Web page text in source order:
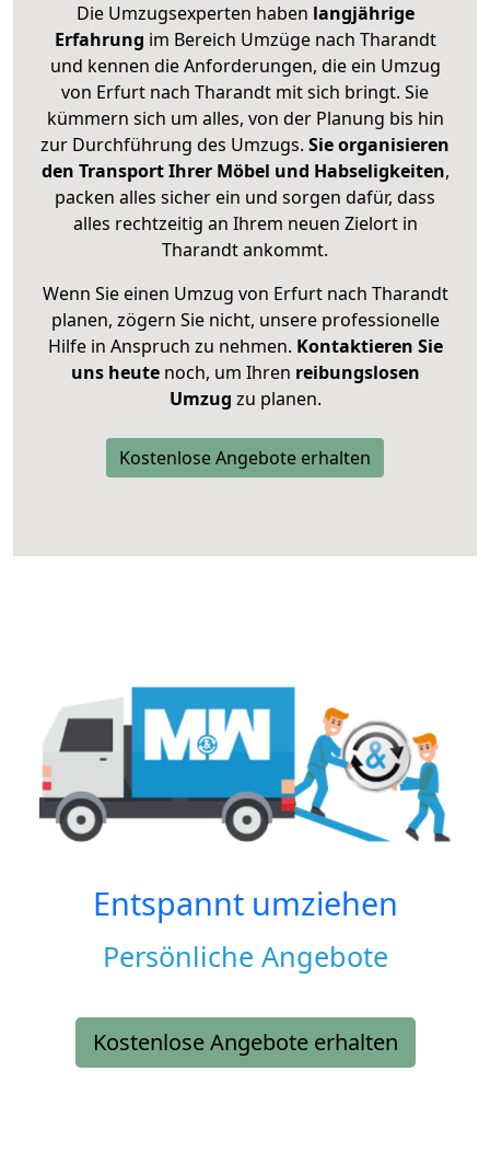
Die Umzugsexperten haben langjährige
Erfahrung im Bereich Umzüge nach Tharandt
und kennen die Anforderungen, die ein Umzug
von Erfurt nach Tharandt mit sich bringt. Sie
kümmern sich um alles, von der Planung bis hin
zur Durchführung des Umzugs. Sie organisieren
den Transport Ihrer Möbel und Habseligkeiten,
packen alles sicher ein und sorgen dafür, dass
alles rechtzeitig an Ihrem neuen Zielort in
Tharandt ankommt.
Wenn Sie einen Umzug von Erfurt nach Tharandt
planen, zögern Sie nicht, unsere professionelle
Hilfe in Anspruch zu nehmen. Kontaktieren Sie
uns heutenoch, um Ihren reibungslosen
Umzug zu planen.
Kostenlose Angebote erhalten
Entspannt umziehen
Persönliche Angebote
Kostenlose Angebote erhalten